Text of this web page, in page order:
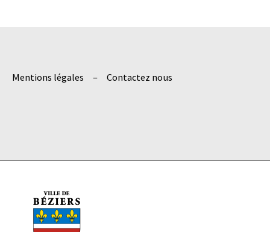
Mentions légales Contactez nous